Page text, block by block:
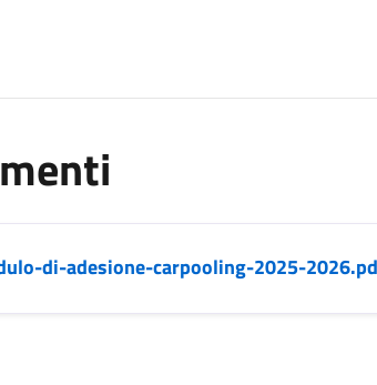
di-adesione-carpooling-2025-